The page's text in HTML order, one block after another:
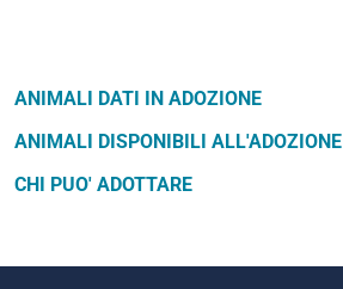
ANIMALI DATI IN ADOZIONE
ANIMALI DISPONIBILI ALL'ADOZIONE
CHI PUO' ADOTTARE